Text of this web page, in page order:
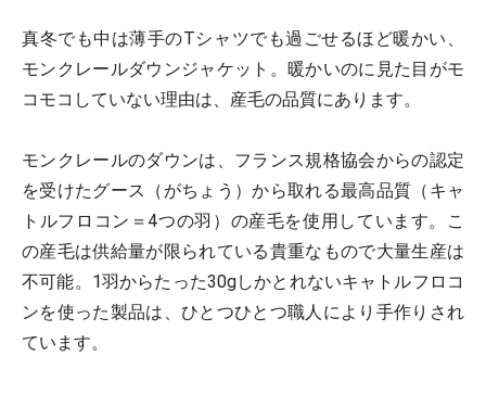
真冬でも中は薄手のTシャツでも過ごせるほど暖かい、
モンクレールダウンジャケット。暖かいのに見た目がモ
コモコしていない理由は、産毛の品質にあります。
モンクレールのダウンは、フランス規格協会からの認定
を受けたグース（がちょう）から取れる最高品質（キャ
トルフロコン＝4つの羽）の産毛を使用しています。こ
の産毛は供給量が限られている貴重なもので大量生産は
不可能。1羽からたった30gしかとれないキャトルフロコ
ンを使った製品は、ひとつひとつ職人により手作りされ
ています。